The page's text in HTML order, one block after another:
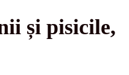
și pisicile,